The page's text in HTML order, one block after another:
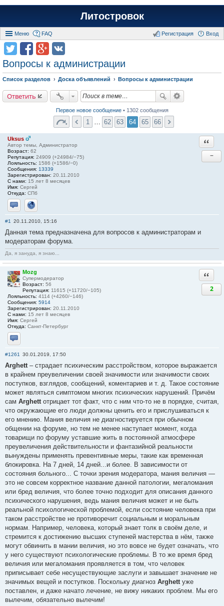
Литостровок
Меню FAQ Вход
Регистрация
Вопросы к администрации
Список разделов Доска объявлений Вопросы к администрации
Ответить
Первое новое сообщение• 1302 сообщения
1 62 63 64 65 66
Uksus
Автор темы, Администратор
Возраст: 62
Репутация: 24909 (+24984/−75)
Лояльность: 1586 (+1586/−0)
Сообщения: 13339
Зарегистрирован: 20.11.2010
С нами: 15 лет 8 месяцев
Имя: Сергей
Откуда: СПб
Отправить личное сообщение
Сайт
−
#1 20.11.2010, 15:16
Данная тема предназначена для вопросов к администраторам и
модераторам форума.
Да, я зануда, я знаю...
Mozg
Супермодератор
Возраст: 56
Репутация: 11615 (+11720/−105)
Лояльность: 4114 (+4260/−146)
Сообщения: 5914
Зарегистрирован: 20.11.2010
С нами: 15 лет 8 месяцев
Имя: Сергей
Откуда: Санкт-Петербург
Отправить личное сообщение
2
#1261 30.01.2019, 17:50
Arghett– страдает психическим расстройством, которое выражается
в крайнем преувеличении своей значимости или значимости своих
поступков, взглядов, сообщений, коментариев и т. д. Такое состояние
может являться симптомом многих психических нарушений. Причём
сам Arghettотрицает тот факт, что с ним что-то не в порядке, считая,
что окружающие его люди должны ценить его и прислушиваться к
его мнению. Мания величия не диагностируется при обычном
общении на форуме, но тем не менее наступает момент, когда
товарищи по форуму уставшие жить в постоянной атмосфере
преувеличения действительности и фантазийной реальности
вынуждены применять превентивные меры, такие как временная
блокировка. На 7 дней, 14 дней...и более. В зависимости от
состояния больного... С точки зрения модератора, мания величия —
это не совсем корректное название данной патологии, мегаломания
или бред величия, что более точно подходит для описания данного
психического нарушения, ведь мания величия может и не быть
реальной психологической проблемой, если состояние человека при
таком расстройстве не противоречит социальным и моральным
нормам. Например, человека, который знает толк в своём деле, и
стремится к достижению высших ступеней мастерства в нём, также
могут обвинить в мании величия, но это вовсе не будет означать, что
у него существуют психологические проблемы. В то же время бред
величия или мегаломания проявляется в том, что человек
приписывает себе несуществующие заслуги и завышает значение не
значимых вещей и поступков. Поскольку диагноз Arghettуже
поставлен, и даже начато лечение, не вижу никаких проблем. Мы его
вылечим, обязательно вылечим!